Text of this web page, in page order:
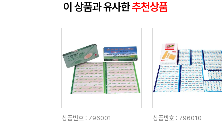
이 상품과 유사한추천상품
상품번호 : 796001
상품번호 : 796010